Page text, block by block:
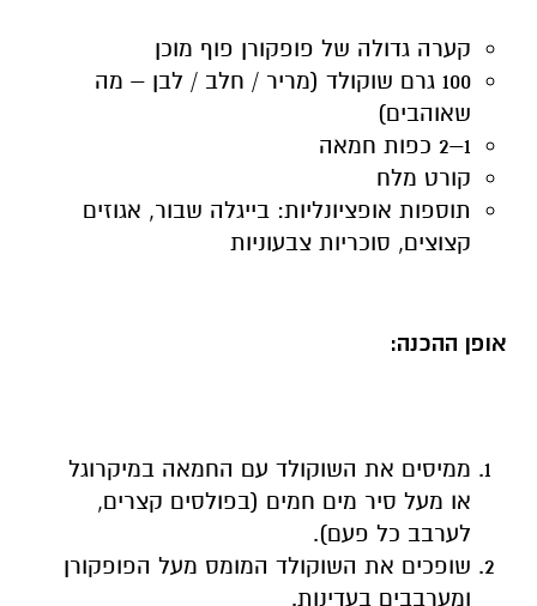
קערה גדולה של פופקורן פוף מוכן
100 גרם שוקולד (מריר / חלב / לבן – מה
שאוהבים)
1–2 כפות חמאה
קורט מלח
תוספות אופציונליות: בייגלה שבור, אגוזים
קצוצים, סוכריות צבעוניות
אופן ההכנה:
ממיסים את השוקולד עם החמאה במיקרוגל
או מעל סיר מים חמים (בפולסים קצרים,
לערבב כל פעם).
שופכים את השוקולד המומס מעל הפופקורן
ומערבבים בעדינות.